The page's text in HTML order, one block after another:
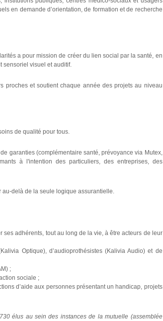
en demande d’orientation, de formation et de recherche
a pour mission de créer du lien social par la santé, en
sensoriel visuel et auditif.
proches et soutient chaque année des projets au niveau
de qualité pour tous.
garanties (complémentaire santé, prévoyance via Mutex,
à l'intention des particuliers, des entreprises, des
au-delà de la seule logique assurantielle.
ses adhérents, tout au long de la vie, à être acteurs de leur
Optique), d’audioprothésistes (Kalivia Audio) et de
;
sociale ;
d’aide aux personnes présentant un handicap, projets
élus au sein des instances de la mutuelle (assemblée